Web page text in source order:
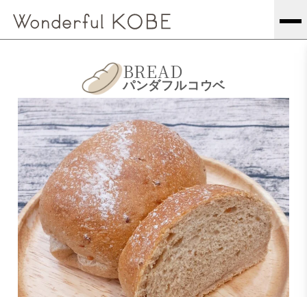
BREAD
パンダフルコウベ